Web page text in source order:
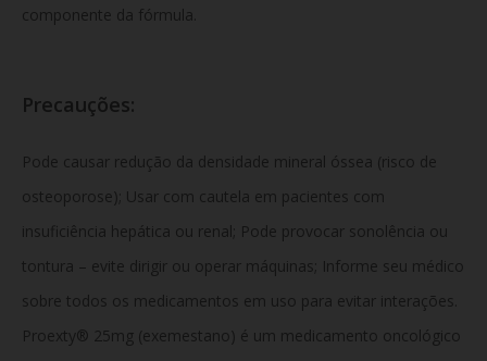
componente da fórmula.
Precauções:
Pode causar redução da densidade mineral óssea (risco de
osteoporose); Usar com cautela em pacientes com
insuficiência hepática ou renal; Pode provocar sonolência ou
tontura – evite dirigir ou operar máquinas; Informe seu médico
sobre todos os medicamentos em uso para evitar interações.
Proexty® 25mg (exemestano) é um medicamento oncológico